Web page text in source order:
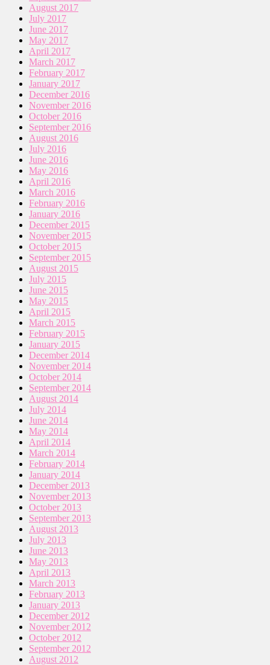
August 2017
July 2017
June 2017
May 2017
April 2017
March 2017
February 2017
January 2017
December 2016
November 2016
October 2016
September 2016
August 2016
July 2016
June 2016
May 2016
April 2016
March 2016
February 2016
January 2016
December 2015
November 2015
October 2015
September 2015
August 2015
July 2015
June 2015
May 2015
April 2015
March 2015
February 2015
January 2015
December 2014
November 2014
October 2014
September 2014
August 2014
July 2014
June 2014
May 2014
April 2014
March 2014
February 2014
January 2014
December 2013
November 2013
October 2013
September 2013
August 2013
July 2013
June 2013
May 2013
April 2013
March 2013
February 2013
January 2013
December 2012
November 2012
October 2012
September 2012
August 2012